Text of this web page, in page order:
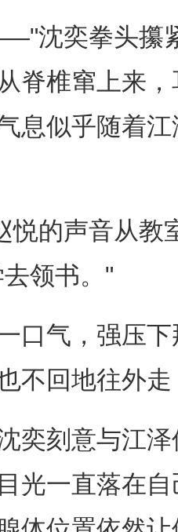
奕拳头攥紧
脊椎窜上来
息似乎随着
的声音从教
领书。"
气，强压下
不回地往外
刻意与江泽
光一直落在